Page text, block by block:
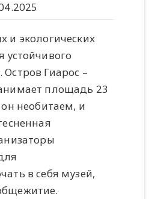
и экологических
устойчивого
Гиарос –
площадь 23
необитаем, и
в себя музей,